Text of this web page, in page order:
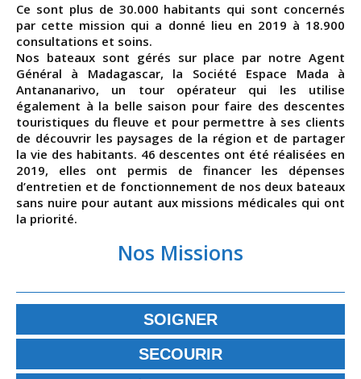
Ce sont plus de 30.000 habitants qui sont concernés
par cette mission qui a donné lieu en 2019 à 18.900
consultations et soins.
Nos bateaux sont gérés sur place par notre Agent
Général à Madagascar, la Société Espace Mada à
Antananarivo, un tour opérateur qui les utilise
également à la belle saison pour faire des descentes
touristiques du fleuve et pour permettre à ses clients
de découvrir les paysages de la région et de partager
la vie des habitants. 46 descentes ont été réalisées en
2019, elles ont permis de financer les dépenses
d’entretien et de fonctionnement de nos deux bateaux
sans nuire pour autant aux missions médicales qui ont
la priorité.
Nos Missions
SOIGNER
SECOURIR